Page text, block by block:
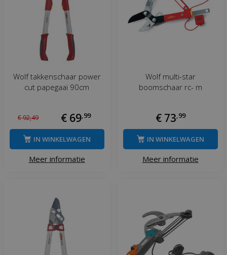
Wolf takkenschaar power
cut papegaai 90cm
€92,49 € 69, 99
Meer informatie
IN WINKELWAGEN
Wolf multi-star
boomschaar rc- m
€ 73 99
Meer informatie
IN WINKELWAGEN